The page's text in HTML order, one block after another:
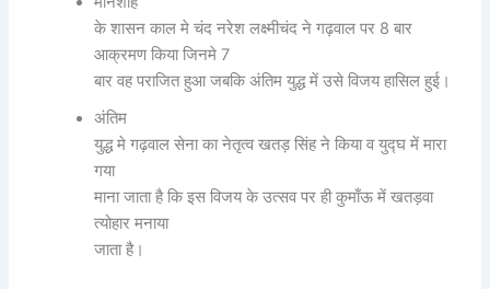
के शासन काल मे चंद नरेश लक्ष्मीचंद ने गढ़वाल पर 8 बार
आक्रमण किया जिनमे 7
बार वह पराजित हुआ जबकि अंतिम युद्ध में उसे विजय हासिल हुई।
अंतिम
युद्ध मे गढ़वाल सेना का नेतृत्व खतड़ सिंह ने किया व युद्घ में मारा
गया
माना जाता है कि इस विजय के उत्सव पर ही कुमाँऊ में खतड़वा
त्योहार मनाया
जाता है।